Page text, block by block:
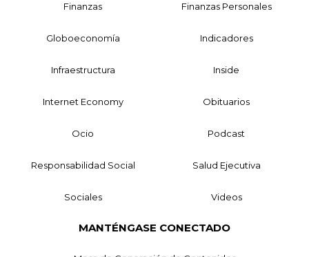
Finanzas Finanzas Personales
Globoeconomía Indicadores
Infraestructura Inside
Internet Economy Obituarios
Ocio Podcast
Responsabilidad Social Salud Ejecutiva
Sociales Videos
MANTÉNGASE CONECTADO